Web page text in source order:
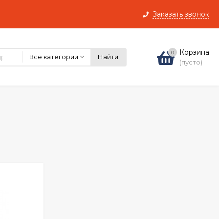
Заказать звонок
Все категории Найти
0 Корзина
(пусто)